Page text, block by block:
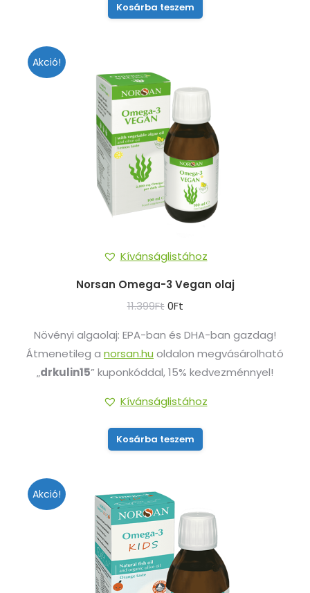
Kosárba teszem
Akció!
Kívánságlistához
Norsan Omega-3 Vegan olaj
11.399Ft Original
was:
11.399Ft.
0FtCurrent
is:
0Ft.
Növényi algaolaj: EPA-ban és DHA-ban gazdag!
Átmenetileg a norsan.hu oldalon megvásárolható
„drkulin15” kuponkóddal, 15% kedvezménnyel!
Kívánságlistához
Kosárba teszem
Akció!